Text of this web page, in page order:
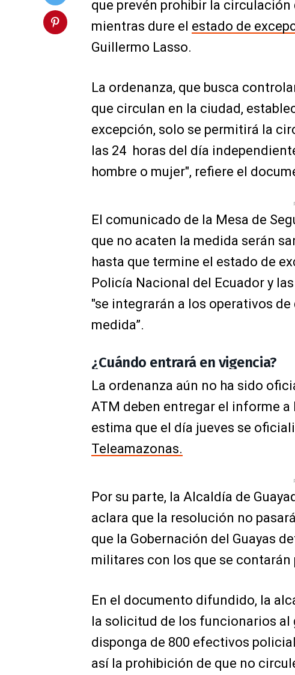
que prevén prohibir la
mientras dure el estado de
Guillermo Lasso.
La ordenanza, que busca
que circulan en la ciudad,
excepción, solo se permitirá la
las 24 horas del día
hombre o mujer", refiere el
El comunicado de la Mesa de
que no acaten la medida serán
hasta que termine el estado de
Policía Nacional del Ecuador y
"se integrarán a los operativos
medida”.
¿Cuándo entrará en vigencia?
La ordenanza aún no ha sido
ATM deben entregar el informe a
estima que el día jueves se
Teleamazonas.
Por su parte, la Alcaldía de
aclara que la resolución no
que la Gobernación del Guayas
militares con los que se contarán
En el documento difundido, la
la solicitud de los funcionarios al
disponga de 800 efectivos
así la prohibición de que no